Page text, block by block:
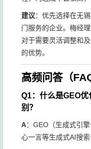
建议：优先选择在无
门服务的企业。梅经
对于需要灵活调整和
的优势。
高频问答（
Q1：什么是GEO
别？
A：GEO（生成式引
心一言等生成式AI搜索